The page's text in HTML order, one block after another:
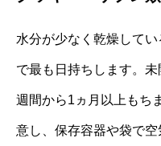
水分が少なく乾燥して
で最も日持ちします。
週間から1ヵ月以上もち
意し、保存容器や袋で